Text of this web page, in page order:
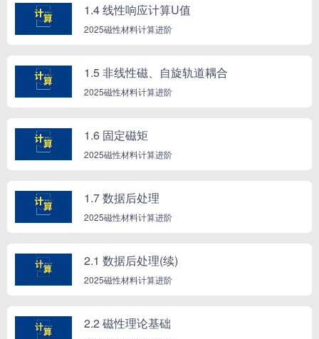
1.4 线性响应计算U值
2025磁性材料计算进阶
1.5 非线性磁、自旋轨道耦合
2025磁性材料计算进阶
1.6 固定磁矩
2025磁性材料计算进阶
1.7 数据后处理
2025磁性材料计算进阶
2.1 数据后处理(续)
2025磁性材料计算进阶
2.2 磁性理论基础